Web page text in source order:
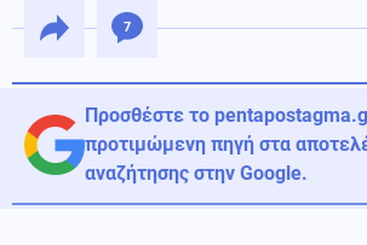
7
Προσθέστε το
προτιμώμενη πηγή στα
αναζήτησης στην Google.